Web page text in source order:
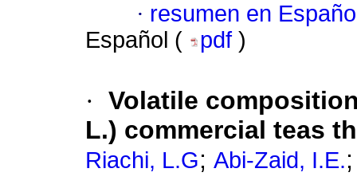
· resumen en
Español (
pdf )
· Volatile
L.) commercial teas
Riachi, L.G; Abi-Zaid, I.E.